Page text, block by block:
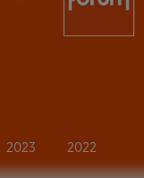
2023 2022